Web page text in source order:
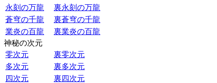
永刻の万龍
裏永刻の万龍
蒼穹の千龍
裏蒼穹の千龍
業炎の百龍
裏業炎の百龍
神秘の次元
零次元
裏零次元
多次元
裏多次元
四次元
裏四次元